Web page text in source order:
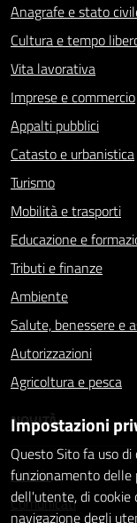
Anagrafe e stato
Cultura e tempo
Vita lavorativa
Imprese e commercio
Appalti pubblici
Catasto e urbanistica
Turismo
Mobilità e trasporti
Educazione e
Tributi e finanze
Ambiente
Salute, benessere e
Autorizzazioni
Agricoltura e pesca
NOVITÀ
Notizie
Comunicati
Impostazioni
Questo Sito fa uso
funzionamento delle
dell'utente, di cookie
navigazione degli